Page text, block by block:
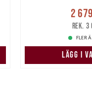
2 679,00 kr
3
2
3
FLER
LÄGG I